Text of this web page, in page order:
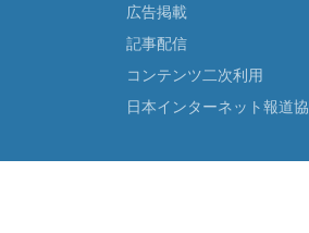
広告掲載
記事配信
コンテンツ二次利用
日本インターネット報道